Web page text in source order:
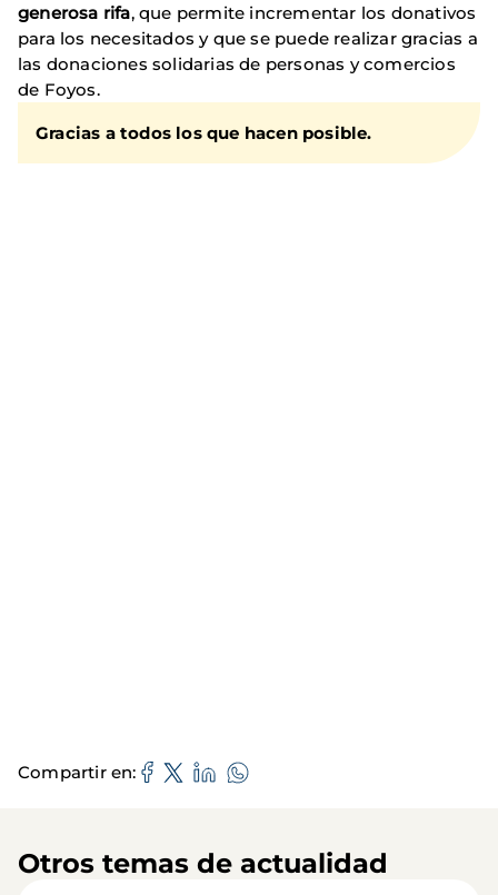
generosa rifa, que permite incrementar los donativos
para los necesitados y que se puede realizar gracias a
las donaciones solidarias de personas y comercios
de Foyos.
Gracias a todos los que hacen posible.
Compartir en
Otros temas de actualidad